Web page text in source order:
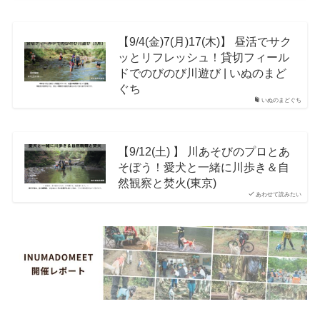
いぬのまどぐち
【9/4(金)7(月)17(木)】 昼活でサク
ッとリフレッシュ！貸切フィール
ドでのびのび川遊び | いぬのまど
ぐち
あわせて読みたい
【9/12(土) 】 川あそびのプロとあ
そぼう！愛犬と一緒に川歩き＆自
然観察と焚火(東京)